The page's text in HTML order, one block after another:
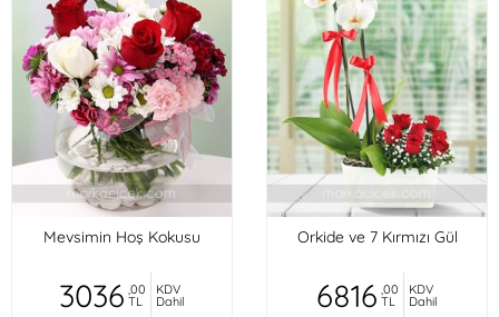
Mevsimin Hoş Kokusu
3036 ,00
TL
KDV
Dahil
Orkide ve 7 Kırmızı Gül
6816 ,00
TL
KDV
Dahil